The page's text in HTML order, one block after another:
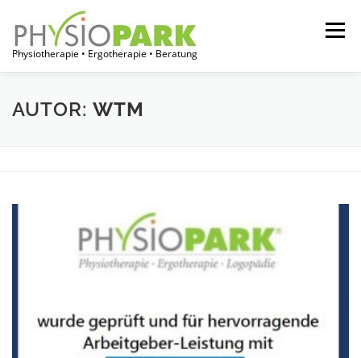
Inhalt
springen
Physiotherapie • Ergotherapie • Beratung
Menü
START JOBPORTAL
AUTOR: WTM